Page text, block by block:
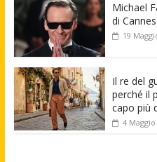
Michael
di
19
Il re del
perché il
capo più
4 Maggio